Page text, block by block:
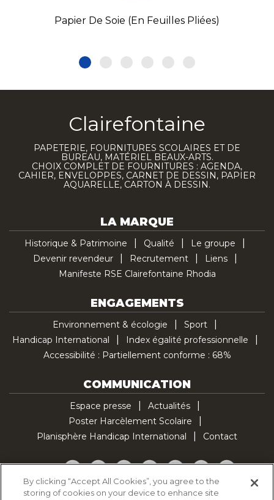
Papier De Soie (en Feuilles Pliées)
Clairefontaine
PAPETERIE, FOURNITURES SCOLAIRES ET DE
BUREAU, MATÉRIEL BEAUX-ARTS.
CHOIX COMPLET DE FOURNITURES : AGENDA,
CAHIER, ENVELOPPES, CARNET DE DESSIN, PAPIER
AQUARELLE, CARTON À DESSIN.
LA MARQUE
Historique & Patrimoine Qualité
Le groupe
Devenir revendeur
Recrutement
Liens
Manifeste RSE Clairefontaine Rhodia
ENGAGEMENTS
Environnement & écologie
Sport
Handicap International
Index égalité professionnelle
Accessibilité : Partiellement conforme : 68%
COMMUNICATION
Espace presse
Actualités
Poster Harcèlement Scolaire
Planisphère Handicap International
Contact
Facebook
TwitterYouTubePinterestInstagramLinkedInTikTok
By clicking “Accept All Cookies”, you agree to the
storing of cookies on your device to enhance site